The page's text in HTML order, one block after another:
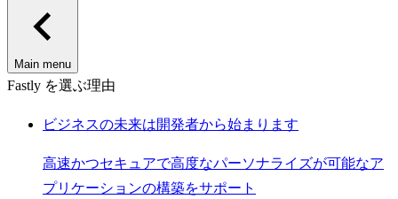
Main menu
Fastly を選ぶ理由
ビジネスの未来は開発者から始まります
高速かつセキュアで高度なパーソナライズが可能なア
プリケーションの構築をサポート